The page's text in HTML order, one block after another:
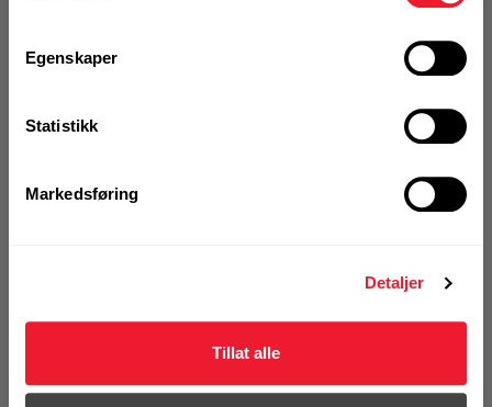
Egenskaper
Statistikk
Markedsføring
Detaljer
Tillat alle
Se hele sortimentet
Skuddspiker X-P 52 MX